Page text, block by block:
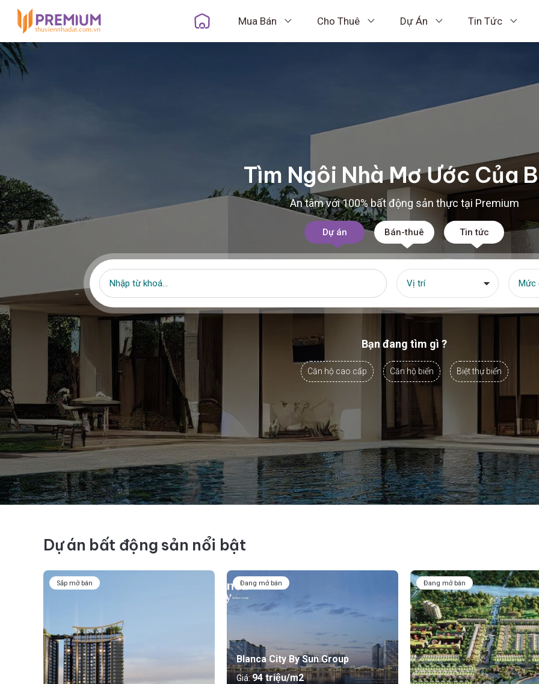
Mua Bán Cho Thuê Dự Án Tin Tức
Tìm Ngôi Nhà Mơ Ước Của
An tâm với 100% bất động sản thực tại Premium
Dự án Bán-thuê Tin tức
Bạn đang tìm gì ?
Căn hộ cao cấp Căn hộ biển Biệt thự biển
Dự án bất động sản nổi bật
Sắp mở bán Đang mở bán
Blanca City By Sun Group
Giá:94 triệu/m2
Đang mở bán